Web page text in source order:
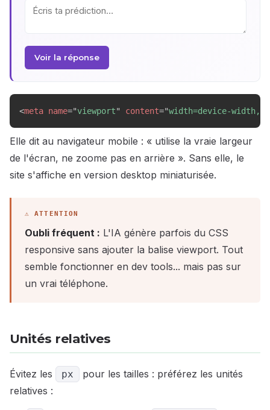
Voir la réponse
<meta name="viewport" content="width=device-width,
Elle dit au navigateur mobile : « utilise la vraie largeur
de l'écran, ne zoome pas en arrière ». Sans elle, le
site s'affiche en version desktop miniaturisée.
Oubli fréquent : L'IA génère parfois du CSS
responsive sans ajouter la balise viewport. Tout
semble fonctionner en dev tools... mais pas sur
un vrai téléphone.
Unités relatives
Évitez les px
pour les tailles : préférez les unités
relatives :